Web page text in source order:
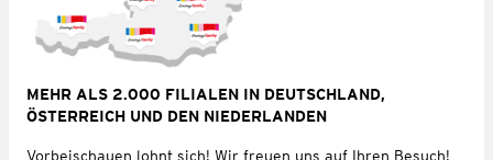
MEHR ALS 2.000 FILIALEN IN DEUTSCHLAND,
ÖSTERREICH UND DEN NIEDERLANDEN
Vorbeischauen lohnt sich! Wir freuen uns auf Ihren Besuch!